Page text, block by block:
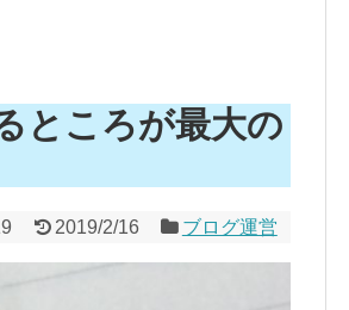
ところが最大の
2019/2/16 ブログ運営